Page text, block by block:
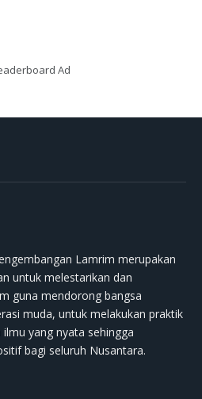
Lamrim merupakan
untuk melestarikan dan
guna mendorong bangsa
muda, untuk melakukan praktik
yang nyata sehingga
bagi seluruh Nusantara.